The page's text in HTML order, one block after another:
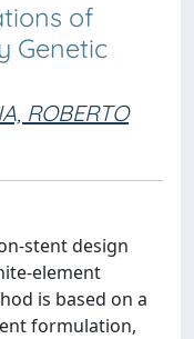
of
Genetic
ROBERTO
stent design
element
is based on a
formulation,